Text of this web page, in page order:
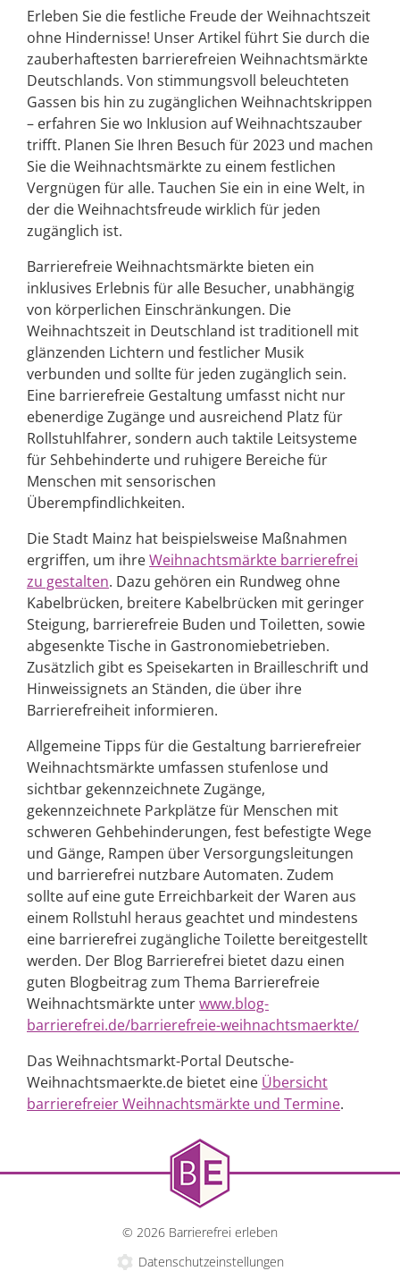
Erleben Sie die festliche Freude der Weihnachtszeit
ohne Hindernisse! Unser Artikel führt Sie durch die
zauberhaftesten barrierefreien Weihnachtsmärkte
Deutschlands. Von stimmungsvoll beleuchteten
Gassen bis hin zu zugänglichen Weihnachtskrippen
– erfahren Sie wo Inklusion auf Weihnachtszauber
trifft. Planen Sie Ihren Besuch für 2023 und machen
Sie die Weihnachtsmärkte zu einem festlichen
Vergnügen für alle. Tauchen Sie ein in eine Welt, in
der die Weihnachtsfreude wirklich für jeden
zugänglich ist.
Barrierefreie Weihnachtsmärkte bieten ein
inklusives Erlebnis für alle Besucher, unabhängig
von körperlichen Einschränkungen. Die
Weihnachtszeit in Deutschland ist traditionell mit
glänzenden Lichtern und festlicher Musik
verbunden und sollte für jeden zugänglich sein.
Eine barrierefreie Gestaltung umfasst nicht nur
ebenerdige Zugänge und ausreichend Platz für
Rollstuhlfahrer, sondern auch taktile Leitsysteme
für Sehbehinderte und ruhigere Bereiche für
Menschen mit sensorischen
Überempfindlichkeiten​.
Die Stadt Mainz hat beispielsweise Maßnahmen
ergriffen, um ihreWeihnachtsmärkte barrierefrei
zu gestalten. Dazu gehören ein Rundweg ohne
Kabelbrücken, breitere Kabelbrücken mit geringer
Steigung, barrierefreie Buden und Toiletten, sowie
abgesenkte Tische in Gastronomiebetrieben.
Zusätzlich gibt es Speisekarten in Brailleschrift und
Hinweissignets an Ständen, die über ihre
Barrierefreiheit informieren​​.
Allgemeine Tipps für die Gestaltung barrierefreier
Weihnachtsmärkte umfassen stufenlose und
sichtbar gekennzeichnete Zugänge,
gekennzeichnete Parkplätze für Menschen mit
schweren Gehbehinderungen, fest befestigte Wege
und Gänge, Rampen über Versorgungsleitungen
und barrierefrei nutzbare Automaten. Zudem
sollte auf eine gute Erreichbarkeit der Waren aus
einem Rollstuhl heraus geachtet und mindestens
eine barrierefrei zugängliche Toilette bereitgestellt
werden​​. Der Blog Barrierefrei bietet dazu einen
guten Blogbeitrag zum Thema Barrierefreie
Weihnachtsmärkte unterwww.blog-
barrierefrei.de/barrierefreie-weihnachtsmaerkte/
Das Weihnachtsmarkt-Portal Deutsche-
Weihnachtsmaerkte.de bietet eine Übersicht
barrierefreier Weihnachtsmärkte und Termine.
© 2026 Barrierefrei erleben
Datenschutzeinstellungen